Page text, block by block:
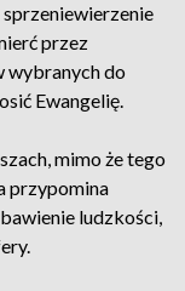
sprzeniewierzenie
przez
wybranych do
Ewangelię.
mimo że tego
przypomina
ludzkości,